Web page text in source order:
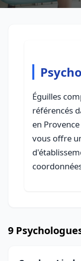
Éguilles
référencés
en
vous offre
9